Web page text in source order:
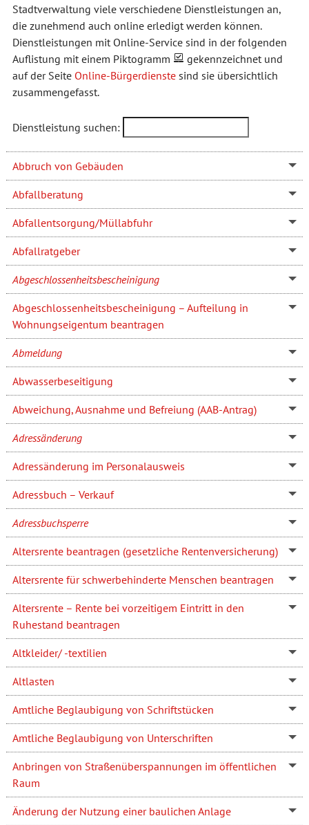
Stadtverwaltung viele verschiedene Dienstleistungen an,
die zunehmend auch online erledigt werden können.
Dienstleistungen mit Online-Service sind in der folgenden
Auflistung mit einem Piktogramm
gekennzeichnet und
auf der Seite Online-Bürgerdienstesind sie übersichtlich
zusammengefasst.
Dienstleistung suchen:
Abbruch von Gebäuden
Abfallberatung
Abfallentsorgung/Müllabfuhr
Abfallratgeber
Abgeschlossenheitsbescheinigung
Abgeschlossenheitsbescheinigung – Aufteilung in
Wohnungseigentum beantragen
Abmeldung
Abwasserbeseitigung
Abweichung, Ausnahme und Befreiung (AAB-Antrag)
Adressänderung
Adressänderung im Personalausweis
Adressbuch – Verkauf
Adressbuchsperre
Altersrente beantragen (gesetzliche Rentenversicherung)
Altersrente für schwerbehinderte Menschen beantragen
Altersrente – Rente bei vorzeitigem Eintritt in den
Ruhestand beantragen
Altkleider/ -textilien
Altlasten
Amtliche Beglaubigung von Schriftstücken
Amtliche Beglaubigung von Unterschriften
Anbringen von Straßenüberspannungen im öffentlichen
Raum
Änderung der Nutzung einer baulichen Anlage